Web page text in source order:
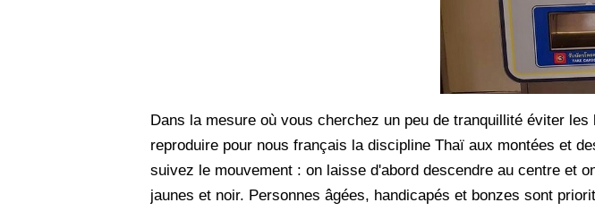
Dans la mesure où vous cherchez un peu de tranquillité éviter
reproduire pour nous français la discipline Thaï aux montées et
suivez le mouvement : on laisse d'abord descendre au centre et
jaunes et noir. Personnes âgées, handicapés et bonzes sont